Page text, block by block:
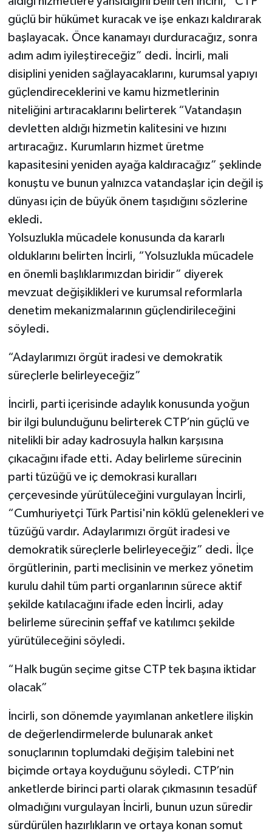
güçlü bir hükümet kuracak ve işe enkazı kaldırarak
başlayacak. Önce kanamayı durduracağız, sonra
adım adım iyileştireceğiz” dedi. İncirli, mali
disiplini yeniden sağlayacaklarını, kurumsal yapıyı
güçlendireceklerini ve kamu hizmetlerinin
niteliğini artıracaklarını belirterek “Vatandaşın
devletten aldığı hizmetin kalitesini ve hızını
artıracağız. Kurumların hizmet üretme
kapasitesini yeniden ayağa kaldıracağız” şeklinde
konuştu ve bunun yalnızca vatandaşlar için değil iş
dünyası için de büyük önem taşıdığını sözlerine
ekledi.
Yolsuzlukla mücadele konusunda da kararlı
olduklarını belirten İncirli, “Yolsuzlukla mücadele
en önemli başlıklarımızdan biridir” diyerek
mevzuat değişiklikleri ve kurumsal reformlarla
denetim mekanizmalarının güçlendirileceğini
söyledi.
“Adaylarımızı örgüt iradesi ve demokratik
süreçlerle belirleyeceğiz”
İncirli, parti içerisinde adaylık konusunda yoğun
bir ilgi bulunduğunu belirterek CTP’nin güçlü ve
nitelikli bir aday kadrosuyla halkın karşısına
çıkacağını ifade etti. Aday belirleme sürecinin
parti tüzüğü ve iç demokrasi kuralları
çerçevesinde yürütüleceğini vurgulayan İncirli,
“Cumhuriyetçi Türk Partisi'nin köklü gelenekleri ve
tüzüğü vardır. Adaylarımızı örgüt iradesi ve
demokratik süreçlerle belirleyeceğiz” dedi. İlçe
örgütlerinin, parti meclisinin ve merkez yönetim
kurulu dahil tüm parti organlarının sürece aktif
şekilde katılacağını ifade eden İncirli, aday
belirleme sürecinin şeffaf ve katılımcı şekilde
yürütüleceğini söyledi.
“Halk bugün seçime gitse CTP tek başına iktidar
olacak”
İncirli, son dönemde yayımlanan anketlere ilişkin
de değerlendirmelerde bulunarak anket
sonuçlarının toplumdaki değişim talebini net
biçimde ortaya koyduğunu söyledi. CTP’nin
anketlerde birinci parti olarak çıkmasının tesadüf
olmadığını vurgulayan İncirli, bunun uzun süredir
sürdürülen hazırlıkların ve ortaya konan somut